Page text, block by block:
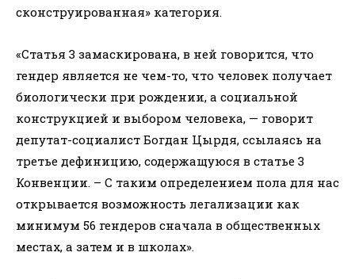
сконструированная» категория.
«Статья 3 замаскирована, в ней говорится, что
гендер является не чем-то, что человек получает
биологически при рождении, а социальной
конструкцией и выбором человека, — говорит
депутат-социалист Богдан Цырдя, ссылаясь на
третье дефиницию, содержащуюся в статье 3
Конвенции. – С таким определением пола для нас
открывается возможность легализации как
минимум 56 гендеров сначала в общественных
местах, а затем и в школах».